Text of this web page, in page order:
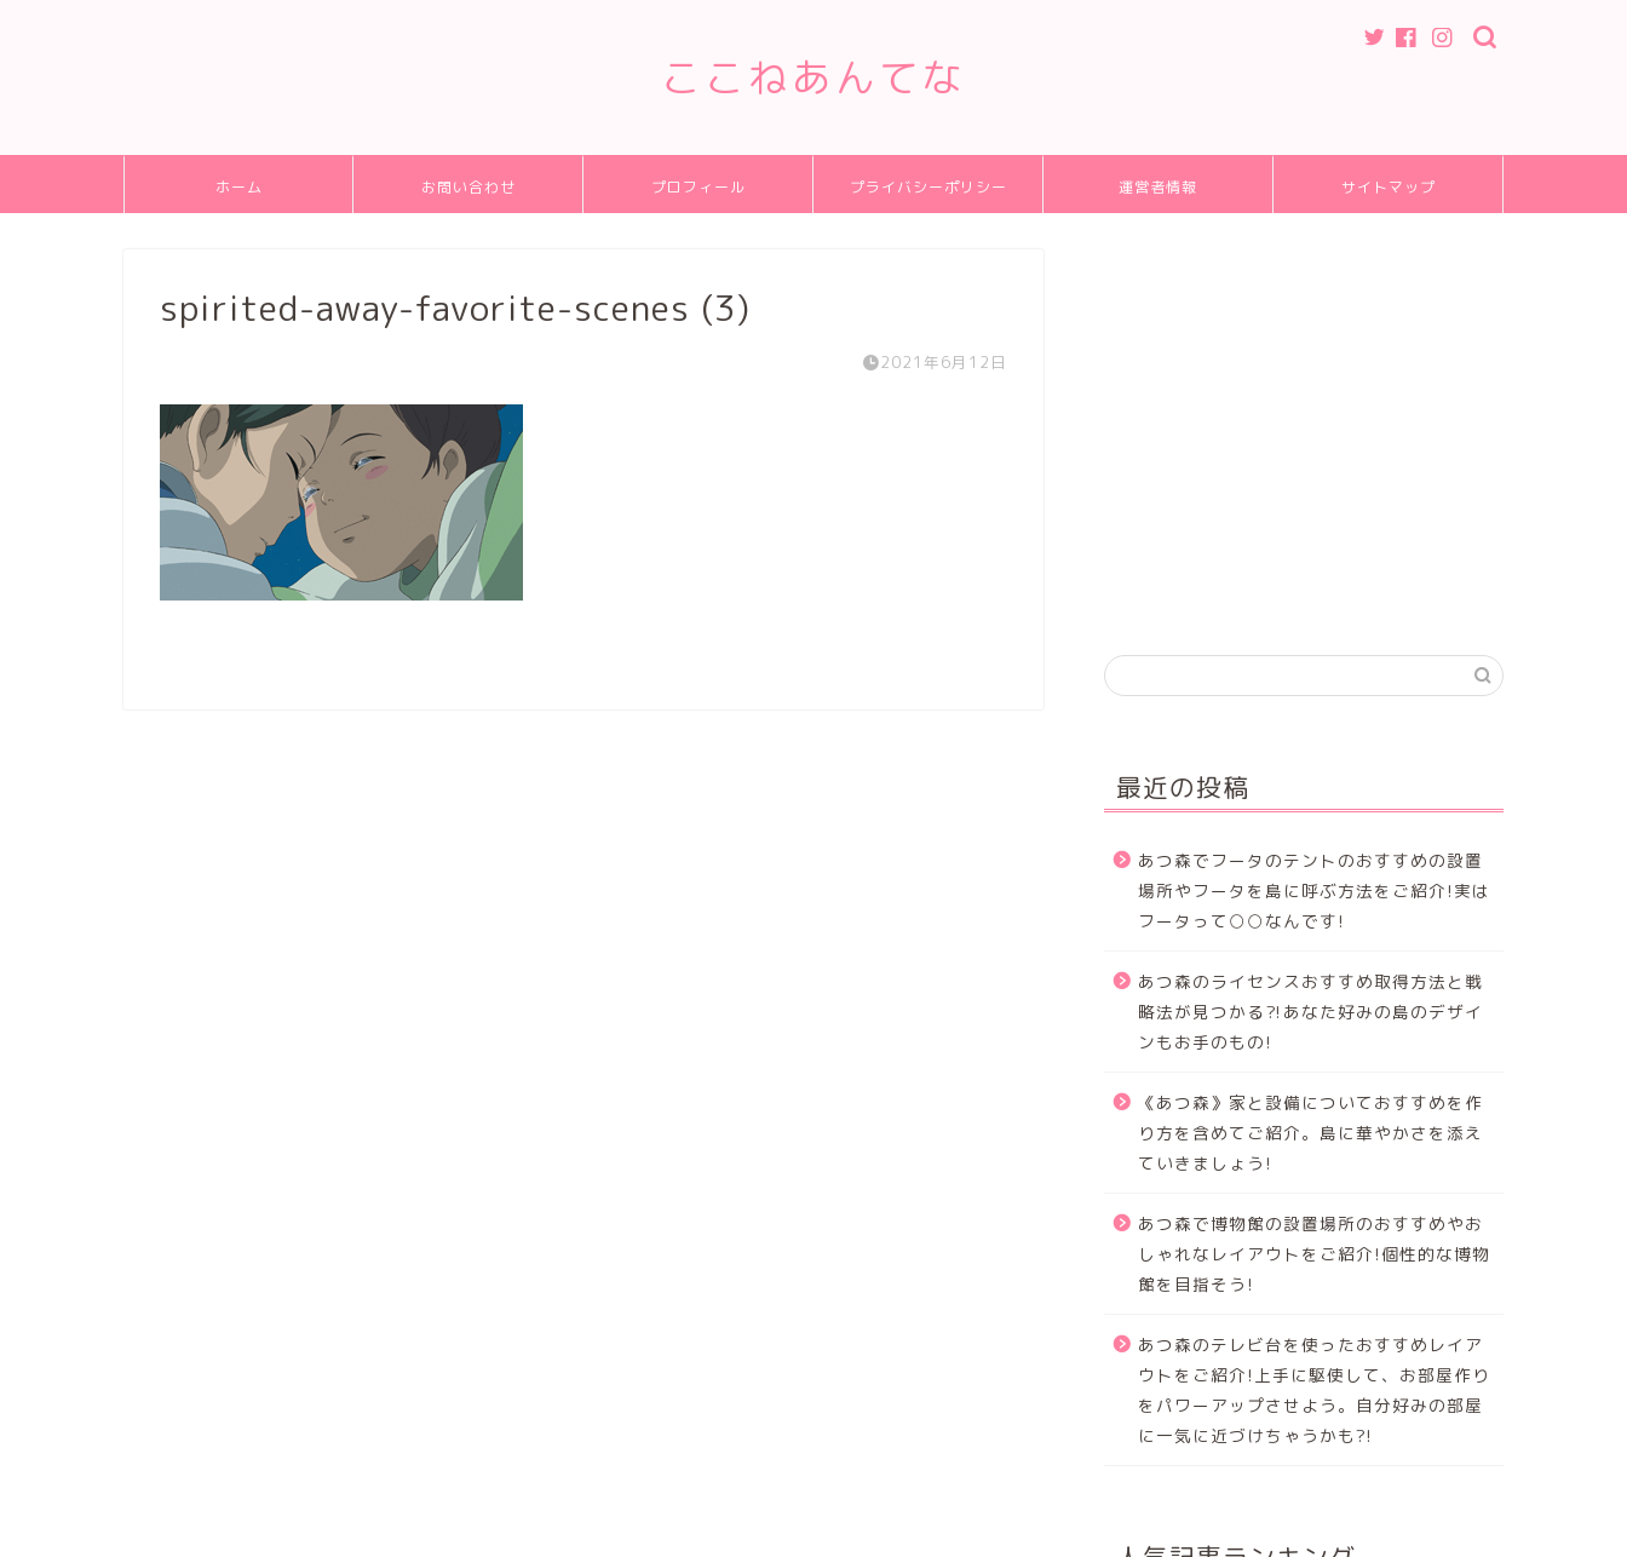
ここねあんてな
ホーム お問い合わせ プロフィール プライバシーポリシー 運営者情報 サイトマップ
spirited-away-favorite-scenes (3)
2021年6月12日
最近の投稿
あつ森でフータのテントのおすすめの設置
場所やフータを島に呼ぶ方法をご紹介!実は
フータって○○なんです!
あつ森のライセンスおすすめ取得方法と戦
略法が見つかる⁈あなた好みの島のデザイ
ンもお手のもの!
《あつ森》家と設備についておすすめを作
り方を含めてご紹介。島に華やかさを添え
ていきましょう!
あつ森で博物館の設置場所のおすすめやお
しゃれなレイアウトをご紹介!個性的な博物
館を目指そう!
あつ森のテレビ台を使ったおすすめレイア
ウトをご紹介!上手に駆使して、お部屋作り
をパワーアップさせよう。自分好みの部屋
に一気に近づけちゃうかも?!